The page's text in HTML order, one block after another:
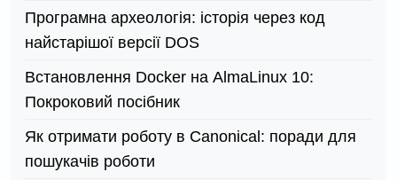
Програмна археологія: історія через код
найстарішої версії DOS
Встановлення Docker на AlmaLinux 10:
Покроковий посібник
Як отримати роботу в Canonical: поради для
пошукачів роботи